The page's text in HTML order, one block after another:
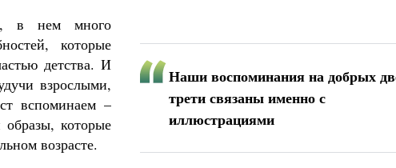
Наши воспоминания на добрых
трети связаны именно с
иллюстрациями
в нем много
которые
детства. И
взрослыми,
вспоминаем –
которые
возрасте.